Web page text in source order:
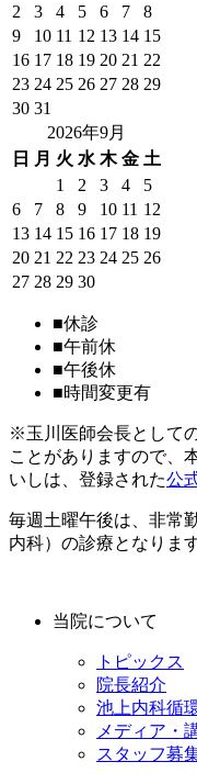
2
3 4 5 6 7
8
9
10 11 12 13 14 15
16 17 18 19 20 21 22
23 24 25 26 27 28 29
30 31
2026年9月
日
月 火 水 木 金 土
1
2 3 4
5
6
7 8 9 10 11 12
13 14 15 16 17 18 19
20 21 22 23 24 25 26
27 28 29 30
■休診
■午前休
■午後休
■時間変更有
※玉川医師会長として
ことがありますので、
いしは、登録された公
毎週土曜午後は、非常
内科）の診療となります
当院について
トピックス
院長紹介
池上内科循
メディア・
スタッフ募